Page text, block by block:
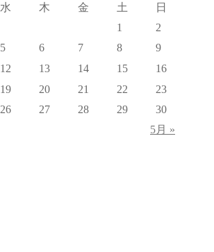
水 木 金 土
日
1
2
5 6 7 8 9
12 13 14 15
16
19 20 21 22
23
26 27 28 29
30
5月 »